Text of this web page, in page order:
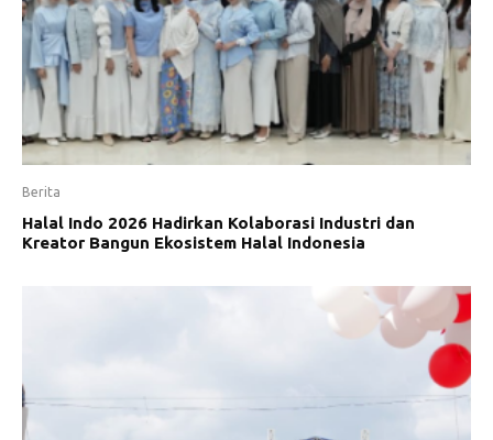
Berita
Halal Indo 2026 Hadirkan Kolaborasi Industri dan
Kreator Bangun Ekosistem Halal Indonesia